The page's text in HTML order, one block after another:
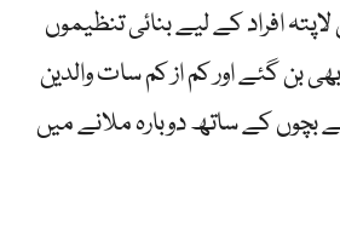
افراد کے لیے بنائی تنظیموں
بن گئے اور کم از کم سات والدین
بچوں کے ساتھ دوبارہ ملانے میں